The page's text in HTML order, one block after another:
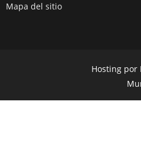
Mapa del sitio
Hosting por